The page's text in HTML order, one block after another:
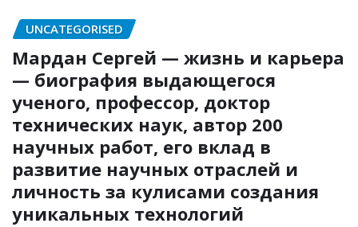
UNCATEGORISED
Мардан Сергей — жизнь и карьера
— биография выдающегося
ученого, профессор, доктор
технических наук, автор 200
научных работ, его вклад в
развитие научных отраслей и
личность за кулисами создания
уникальных технологий